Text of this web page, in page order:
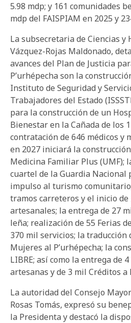
5.98 mdp; y 161 comunidades
mdp del FAISPIAM en 2025 y
La subsecretaria de Ciencias y
Vázquez-Rojas Maldonado,
avances del Plan de Justicia
P’urhépecha son la
Instituto de Seguridad y
Trabajadores del Estado
para la construcción de un
Bienestar en la Cañada de los
contratación de 646 médicos y
en 2027 iniciará la
Medicina Familiar Plus (UMF);
cuartel de la Guardia Nacional
impulso al turismo
tramos carreteros y el inicio de
artesanales; la entrega de 27
leña; realización de 55 Ferias
370 mil servicios; la traducción
Mujeres al P’urhépecha; la
LIBRE; así como la entrega de
artesanas y de 3 mil Créditos a
La autoridad del Consejo
Rosas Tomás, expresó su
la Presidenta y destacó la